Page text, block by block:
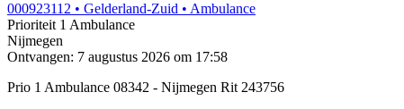
000923112 • Gelderland-Zuid • Ambulance
Prioriteit 1 Ambulance
Nijmegen
Ontvangen: 7 augustus 2026 om 17:58
Prio 1 Ambulance 08342 - Nijmegen Rit 243756